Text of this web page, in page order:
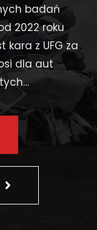
badań
2022 roku
kara z UFG za
dla aut